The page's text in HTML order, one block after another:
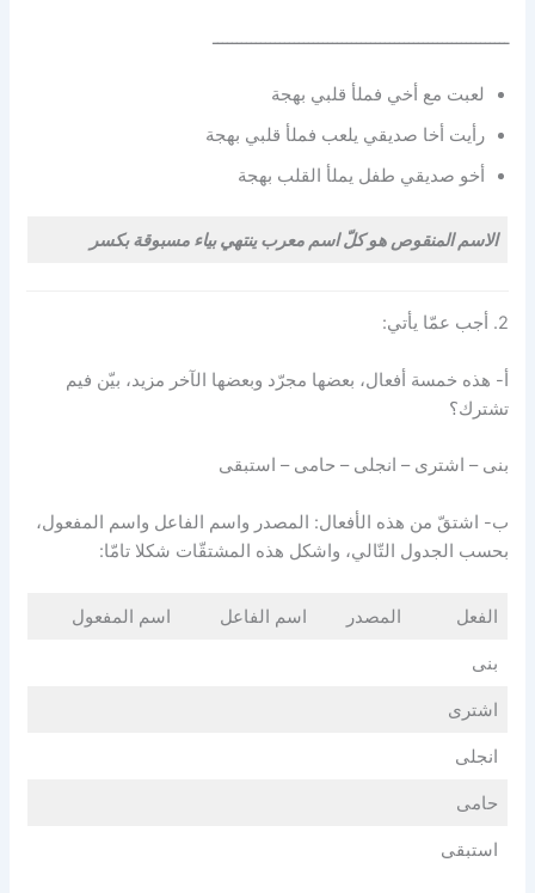
ــــــــــــــــــــــــــــــــــــــــــــــــــــــــــــــ
لعبت مع أخي فملأ قلبي بهجة
رأيت أخا صديقي يلعب فملأ قلبي بهجة
أخو صديقي طفل يملأ القلب بهجة
الاسم المنقوص هو كلّ اسم معرب ينتهي بياء مسبوقة بكسر
2. أجب عمّا يأتي:
أ- هذه خمسة أفعال، بعضها مجرّد وبعضها الآخر مزيد، بيّن فيم
تشترك؟
بنى – اشترى – انجلى – حامى – استبقى
ب- اشتقّ من هذه الأفعال: المصدر واسم الفاعل واسم المفعول،
بحسب الجدول التّالي، واشكل هذه المشتقّات شكلا تامّا:
الفعل المصدر اسم الفاعل اسم المفعول
بنى
اشترى
انجلى
حامى
استبقى